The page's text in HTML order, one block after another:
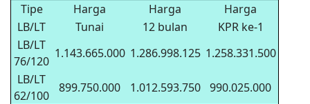
Tipe
Harga Harga
Harga
LB/LT
Tunai 12 bulan
KPR ke-1
LB/LT
76/120
1.143.665.000 1.286.998.125 1.258.331.500
LB/LT
62/100
899.750.000 1.012.593.750 990.025.000